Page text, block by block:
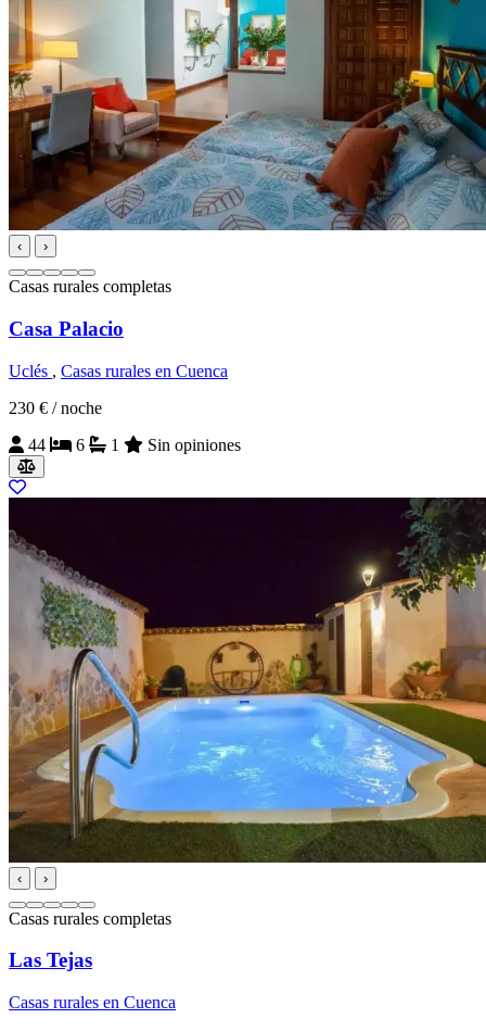
‹ ›
Casas rurales completas
Casa Palacio
Uclés , Casas rurales en Cuenca
230 € / noche
44
6 1 Sin opiniones
‹ ›
Casas rurales completas
Las Tejas
Casas rurales en Cuenca